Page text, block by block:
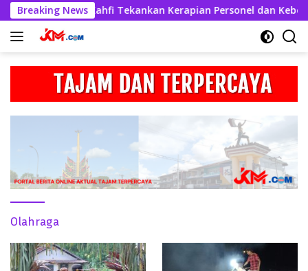
Langsung
ke
konten
Breaking News
Askhabul Kahfi Tekankan Kerapian Personel dan Kebersihan
Olahraga